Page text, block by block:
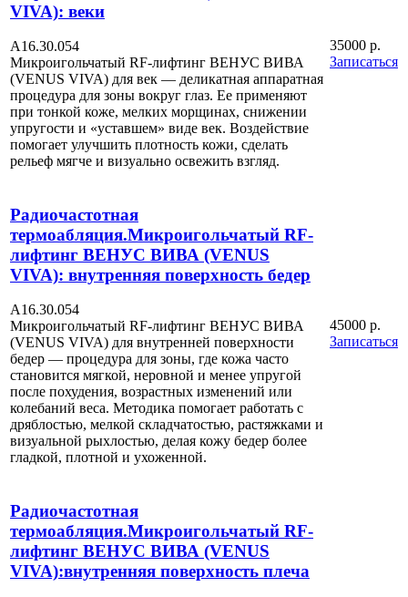
VIVA): веки
А16.30.054
Микроигольчатый RF-лифтинг ВЕНУС ВИВА
(VENUS VIVA) для век — деликатная аппаратная
процедура для зоны вокруг глаз. Ее применяют
при тонкой коже, мелких морщинах, снижении
упругости и «уставшем» виде век. Воздействие
помогает улучшить плотность кожи, сделать
рельеф мягче и визуально освежить взгляд.
35000 р.
Записаться
Радиочастотная
термоабляция.Микроигольчатый RF-
лифтинг ВЕНУС ВИВА (VENUS
VIVA): внутренняя поверхность бедер
А16.30.054
Микроигольчатый RF-лифтинг ВЕНУС ВИВА
(VENUS VIVA) для внутренней поверхности
бедер — процедура для зоны, где кожа часто
становится мягкой, неровной и менее упругой
после похудения, возрастных изменений или
колебаний веса. Методика помогает работать с
дряблостью, мелкой складчатостью, растяжками и
визуальной рыхлостью, делая кожу бедер более
гладкой, плотной и ухоженной.
45000 р.
Записаться
Радиочастотная
термоабляция.Микроигольчатый RF-
лифтинг ВЕНУС ВИВА (VENUS
VIVA):внутренняя поверхность плеча